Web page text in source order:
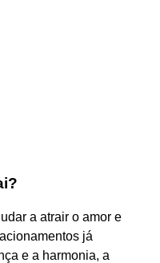
a atrair o amor e
já
e a harmonia, a